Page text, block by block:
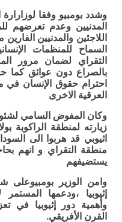
وشدد بومبيو وفقا
المدنيين وعدم تعرضهم
اللاجئين والمدنيين
السماح للمنظمات
التقراي لضمان مرور
بالصراع دون عوائق كما
احترام حقوق الإنسان في
العرقية الاخرى
وكان المفوض السامي
اثيوبي قد هربوا الى
منطقة التقراي و انهم
يستضيفهم
وامن الوزير بومبيوعلى
إثيوبيا ،ودعمها المستمر
وأهمية دور إثيوبيا في
القرن الأفريقي.